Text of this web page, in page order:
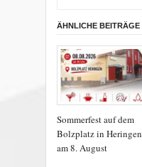
ÄHNLICHE BEITRÄGE
Sommerfest auf dem
Bolzplatz in Heringen
am 8. August